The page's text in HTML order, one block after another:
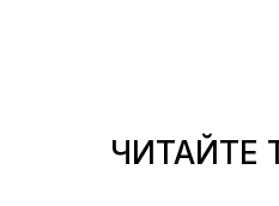
ЧИТАЙТЕ